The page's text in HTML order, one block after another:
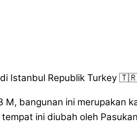
Istanbul Republik Turkey
bangunan ini merupakan
ini diubah oleh